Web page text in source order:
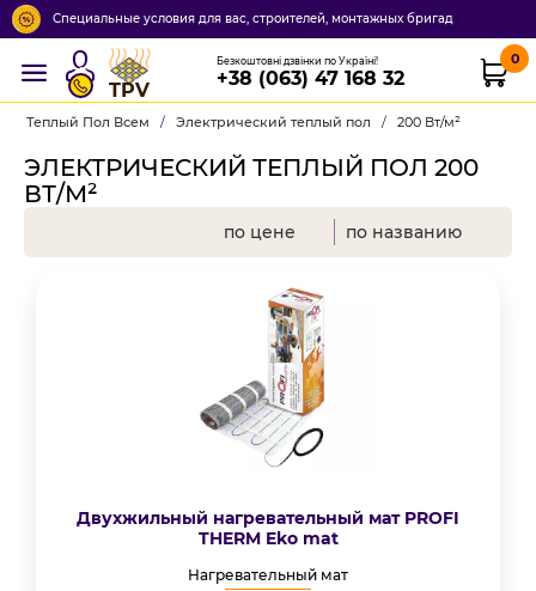
Специальные условия для вас, строителей, монтажных бригад
TPV
Безкоштовні дзвінки по Україні!
+38 (063) 47 168 32
0
Теплый Пол Всем / Электрический теплый пол / 200 Вт/м²
ЭЛЕКТРИЧЕСКИЙ ТЕПЛЫЙ ПОЛ 200
ВТ/М²
по цене по названию
Двухжильный нагревательный мат PROFI
THERM Eko mat
Нагревательный мат